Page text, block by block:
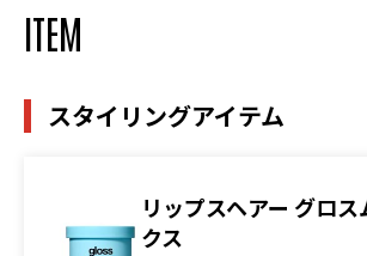
ITEM
スタイリングアイテム
リップスヘアー グロス
クス